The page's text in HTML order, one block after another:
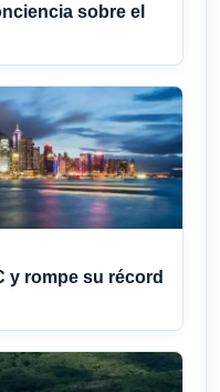
sobre el
y rompe su récord